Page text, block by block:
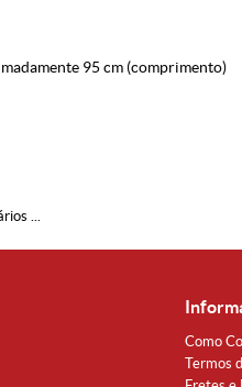
95 cm (comprimento)
...
Como
Termos